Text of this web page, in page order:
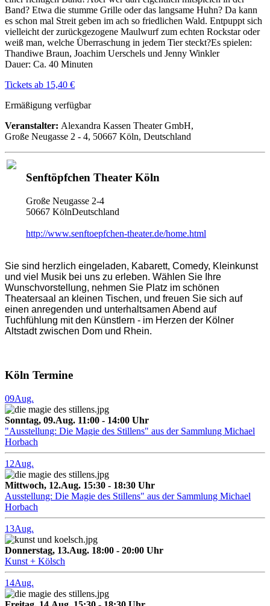
Band? Etwa die stumme Grille oder das langsame Huhn? Da kann
es schon mal Streit geben im ach so friedlichen Wald. Entpuppt sich
vielleicht der zurückgezogene Maulwurf zum echten Rockstar oder
weiß man, welche Überraschung in jedem Tier steckt?Es spielen:
Thandiwe Braun, Joachim Uerschels und Jenny Winkler
Dauer: Ca. 40 Minuten
Tickets ab 15,40 €
Ermäßigung verfügbar
Veranstalter: Alexandra Kassen Theater GmbH,
Große Neugasse 2 - 4, 50667 Köln, Deutschland
Senftöpfchen Theater Köln
Große Neugasse 2-4
50667 KölnDeutschland
http://www.senftoepfchen-theater.de/home.html
Sie sind herzlich eingeladen, Kabarett, Comedy, Kleinkunst
und viel Musik bei uns zu erleben. Wählen Sie Ihre
Wunschvorstellung, nehmen Sie Platz im schönen
Theatersaal an kleinen Tischen, und freuen Sie sich auf
einen anregenden und unterhaltsamen Abend auf
Tuchfühlung mit den Künstlern - im Herzen der Kölner
Altstadt zwischen Dom und Rhein.
Köln Termine
09Aug.
Sonntag, 09.Aug. 11:00 - 14:00 Uhr
"Ausstellung: Die Magie des Stillens" aus der Sammlung Michael
Horbach
12Aug.
Mittwoch, 12.Aug. 15:30 - 18:30 Uhr
Ausstellung: Die Magie des Stillens" aus der Sammlung Michael
Horbach
13Aug.
Donnerstag, 13.Aug. 18:00 - 20:00 Uhr
Kunst + Kölsch
14Aug.